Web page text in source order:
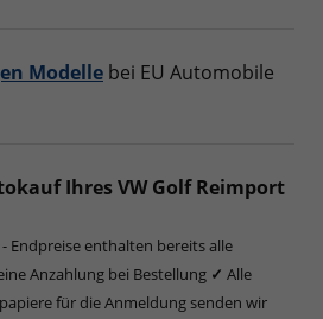
Modelle bei EU Automobile
Ihres VW Golf Reimport
Endpreise enthalten bereits alle
Anzahlung bei Bestellung ✓ Alle
für die Anmeldung senden wir